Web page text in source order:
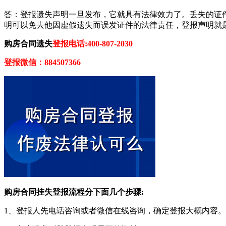
答：登报遗失声明一旦发布，它就具有法律效力了。丢失的
明可以免去他因虚假遗失而误发证件的法律责任，登报声明就
购房合同遗失登报电话:400-807-2030
登报微信：884507366
购房合同挂失登报流程分下面几个步骤:
1、登报人先电话咨询或者微信在线咨询，确定登报大概内容。